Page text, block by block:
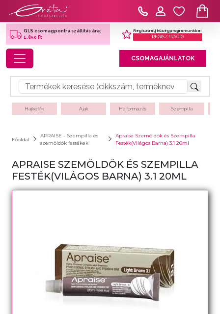
GLS csomagpontra szállítás ára:
1,850 Ft
Regisztrálj hűségprogramunkba!
REGISZTRÁCIÓ
Toggle navigation CSOMAGAJÁNLATOK
Hajkefék Ajak Hajformázás Szempilla
Főoldal
APRAISE - Szempilla és
szemöldök festékek
Apraise Szemöldök és Szempilla
Festék(Világos Barna) 3.1 20ml
APRAISE SZEMÖLDÖK ÉS SZEMPILLA
FESTÉK(VILÁGOS BARNA) 3.1 20ML